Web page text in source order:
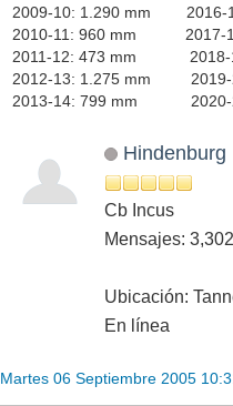
2009-10: 1.290 mm 2016-
2010-11: 960 mm 2017-
2011-12: 473 mm 2018-
2012-13: 1.275 mm 2019-
2013-14: 799 mm 2020-
Hindenburg
Cb Incus
Mensajes: 3,302
Ubicación:
En línea
Martes 06 Septiembre 2005